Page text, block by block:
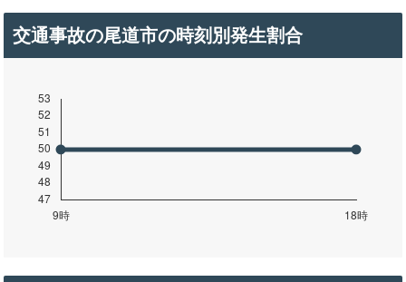
交通事故の尾道市の時刻別発生割合